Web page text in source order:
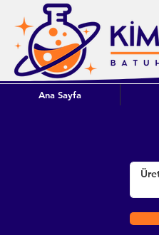
Ana Sayfa